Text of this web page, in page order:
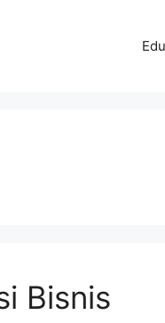
Bisnis